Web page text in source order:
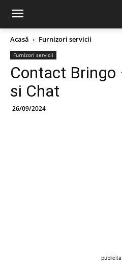
Acasă Furnizori servicii
Furnizori servicii
Contact Bringo
si Chat
26/09/2024